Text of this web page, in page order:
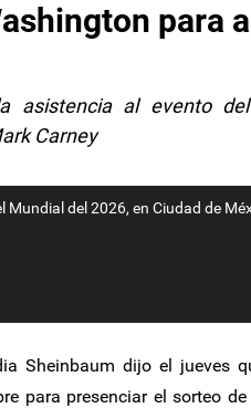
para
asistencia al evento
Carney
del 2026, en Ciudad de
Sheinbaum dijo el jueves
para presenciar el sorteo de